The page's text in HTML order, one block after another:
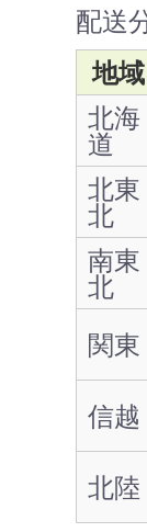
配送
地域
北海
道
北東
北
南東
北
関東
信越
北陸